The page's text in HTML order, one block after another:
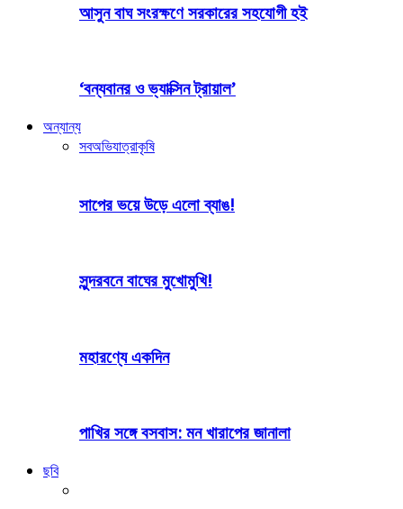
আসুন বাঘ সংরক্ষণে সরকারের সহযোগী হই
‘বন্যবানর ও ভ্যাক্সিন ট্রায়াল’
অন্যান্য
সবঅভিযাত্রাকৃষি
সাপের ভয়ে উড়ে এলো ব্যাঙ!
সুন্দরবনে বাঘের মুখোমুখি!
মহারণ্যে একদিন
পাখির সঙ্গে বসবাস: মন খারাপের জানালা
ছবি